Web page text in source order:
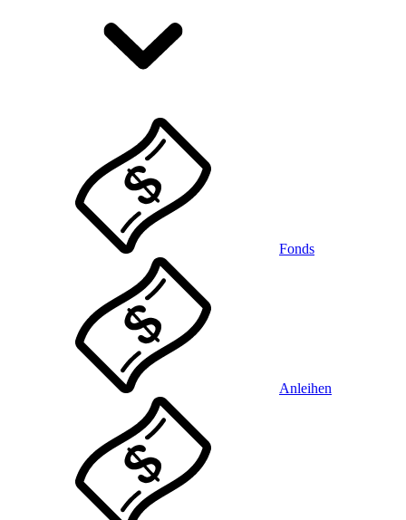
Fonds
Anleihen